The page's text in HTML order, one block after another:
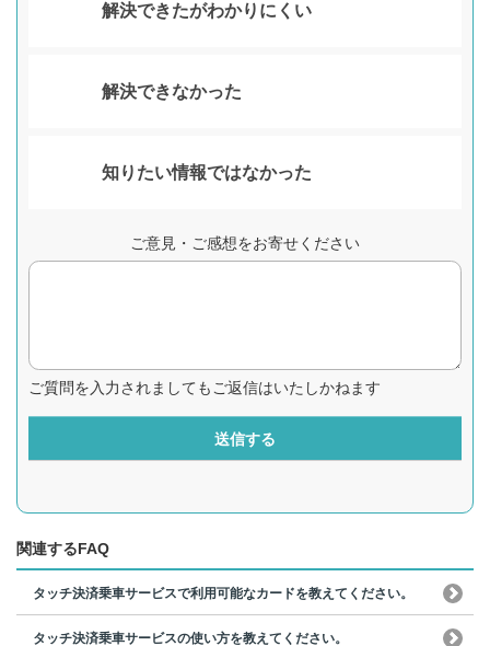
解決できたがわかりにくい
解決できなかった
知りたい情報ではなかった
ご意見・ご感想をお寄せください
ご質問を入力されましてもご返信はいたしかねます
送信する
関連するFAQ
タッチ決済乗車サービスで利用可能なカードを教えてください。
タッチ決済乗車サービスの使い方を教えてください。